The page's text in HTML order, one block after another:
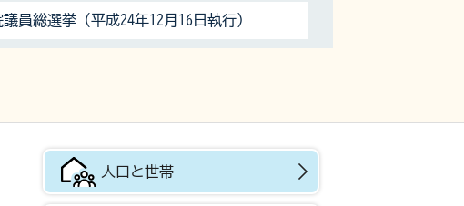
員総選挙（平成24年12月16日執行）
人口と世帯